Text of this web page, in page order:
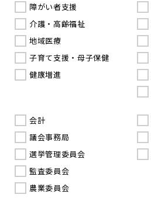
障がい者支援
介護・高齢福祉
地域医療
子育て支援・母子保健
健康増進
会計
議会事務局
選挙管理委員会
監査委員会
農業委員会